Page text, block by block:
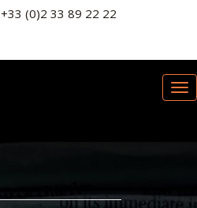
+33 (0)2 33 89 22 22